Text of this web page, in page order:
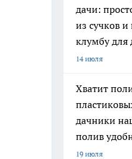
дачи:
из сучков
клумбу для
14 июля
Хватит
дачники
полив
19 июля